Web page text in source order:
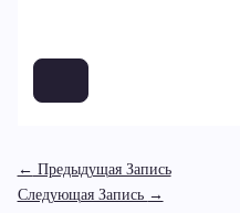
← Предыдущая Запись
Следующая Запись →